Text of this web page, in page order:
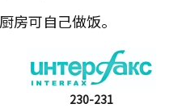
房可自己做饭。
230-231